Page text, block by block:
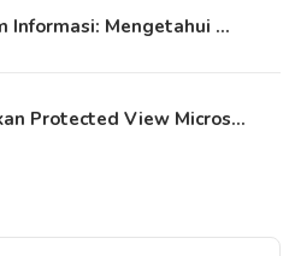
Informasi: Mengetahui …
Protected View Micros…